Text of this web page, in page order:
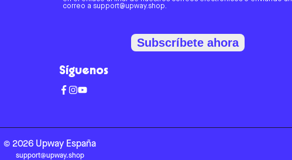
correo a support@upway.shop.
Subscríbete ahora
Síguenos
© 2026 Upway España
support@upway.shop